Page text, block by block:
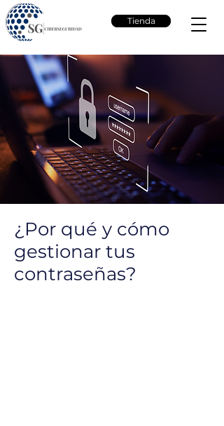
Tienda
¿Por qué y cómo
gestionar tus
contraseñas?